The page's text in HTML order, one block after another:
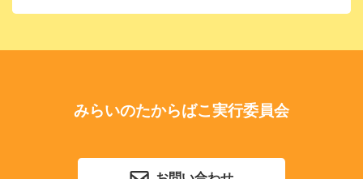
みらいのたからばこ実行委員会